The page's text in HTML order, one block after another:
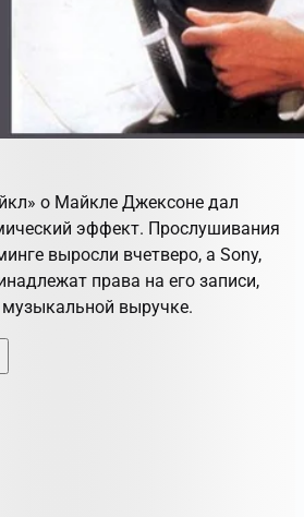
о Майкле Джексоне дал
эффект. Прослушивания
выросли вчетверо, а Sony,
права на его записи,
выручке.